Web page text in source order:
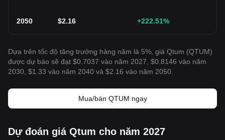
2050 $2.16 +222.51%
Dựa trên tốc độ tăng trưởng hàng năm là 5%, giá Qtum (QTUM)
được dự báo sẽ đạt $0.7037 vào năm 2027, $0.8146 vào năm
2030, $1.33 vào năm 2040 và $2.16 vào năm 2050.
Mua/bán QTUM ngay
Dự đoán giá Qtum cho năm 2027